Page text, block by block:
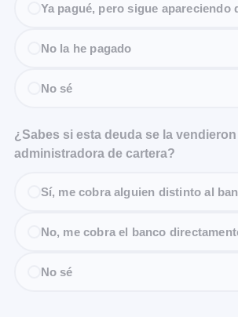
Ya pagué, pero sigue apareciendo
No la he pagado
No sé
¿Sabes si esta deuda se la
administradora de cartera?
Sí, me cobra alguien distinto al
No, me cobra el banco
No sé